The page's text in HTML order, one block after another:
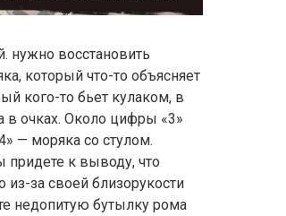
нужно восстановить
который что-то объясняет
кого-то бьет кулаком, в
в очках. Около цифры «3»
— моряка со стулом.
к выводу, что
из-за своей близорукости
недопитую бутылку рома